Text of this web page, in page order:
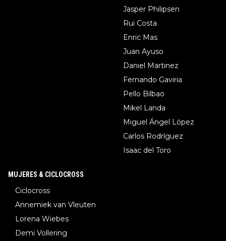
Jasper Philipsen
Rui Costa
Enric Mas
Juan Ayuso
Daniel Martinez
Fernando Gaviria
Pello Bilbao
Mikel Landa
Miguel Ángel López
Carlos Rodríguez
Isaac del Toro
MUJERES & CICLOCROSS
Ciclocross
Annemiek van Vleuten
Lorena Wiebes
Demi Vollering